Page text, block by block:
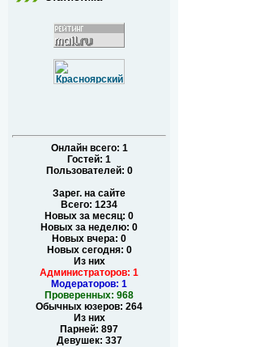
Онлайн всего: 1
Гостей: 1
Пользователей: 0
Зарег. на сайте
Всего: 1234
Новых за месяц: 0
Новых за неделю: 0
Новых вчера: 0
Новых сегодня: 0
Из них
Администраторов: 1
Модераторов: 1
Проверенных: 968
Обычных юзеров: 264
Из них
Парней: 897
Девушек: 337